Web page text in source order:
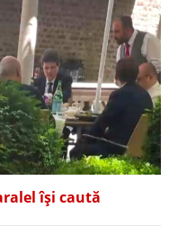
își caută